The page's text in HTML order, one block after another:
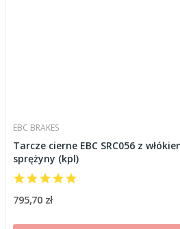
EBC BRAKES
Tarcze cierne EBC SRC056 z
sprężyny (kpl)
795,70 zł